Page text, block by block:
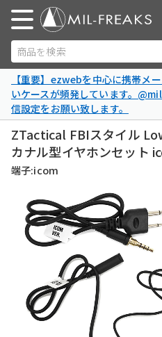
商品を検索
【重要】ezwebを中心に携帯メ
いケースが頻発しています。
信設定をお願い致します。
ZTactical FBIスタイル
カナル型イヤホンセット
端子:icom